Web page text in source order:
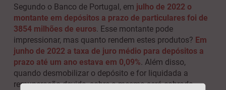
Segundo o Banco de Portugal, em julho de 2022 o
montante em depósitos a prazo de particulares foi de
3854 milhões de euros. Esse montante pode
impressionar, mas quanto rendem estes produtos? Em
junho de 2022 a taxa de juro médio para depósitos a
prazo até um ano estava em 0,09%. Além disso,
quando desmobilizar o depósito e for liquidada a
remuneração devida, sobre a mesma será cobrada